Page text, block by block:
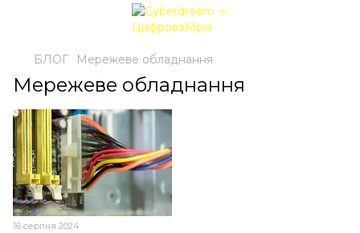
БЛОГ Мережеве обладнання
Мережеве обладнання
16 серпня 2024